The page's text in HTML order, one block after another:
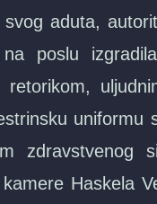
aduta,
poslu
Haskela